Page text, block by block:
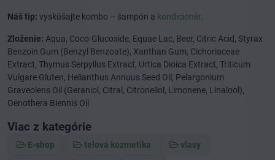
Náš tip: vyskúšajte kombo – šampón a kondicionér
Zloženie: Aqua, Coco-Glucoside, Equae Lac, Beer, Citric Acid, Styrax
Benzoin Gum (Benzyl Benzoate), Xanthan Gum, Cichoriaceae
Extract, Thymus Serpyllus Extract, Urtica Dioica Extract, Triticum
Vulgare Gluten, Helianthus Annuus Seed Oil, Pelargonium
Graveolens Oil (Geraniol, Citral, Citronellol, Limonene, Linalool),
Oenothera Biennis Oil
Viac z kategórie
E-shop telová kozmetika vlasy